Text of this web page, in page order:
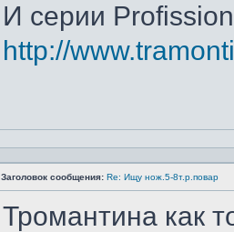
И серии
http://
Заголовок сообщения: Re: Ищу нож.5-8т.р.повар
Тромантина как